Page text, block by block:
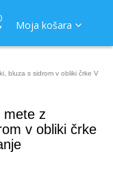
Moja košara
bluza s sidrom v obliki črke V
mete z
v obliki črke